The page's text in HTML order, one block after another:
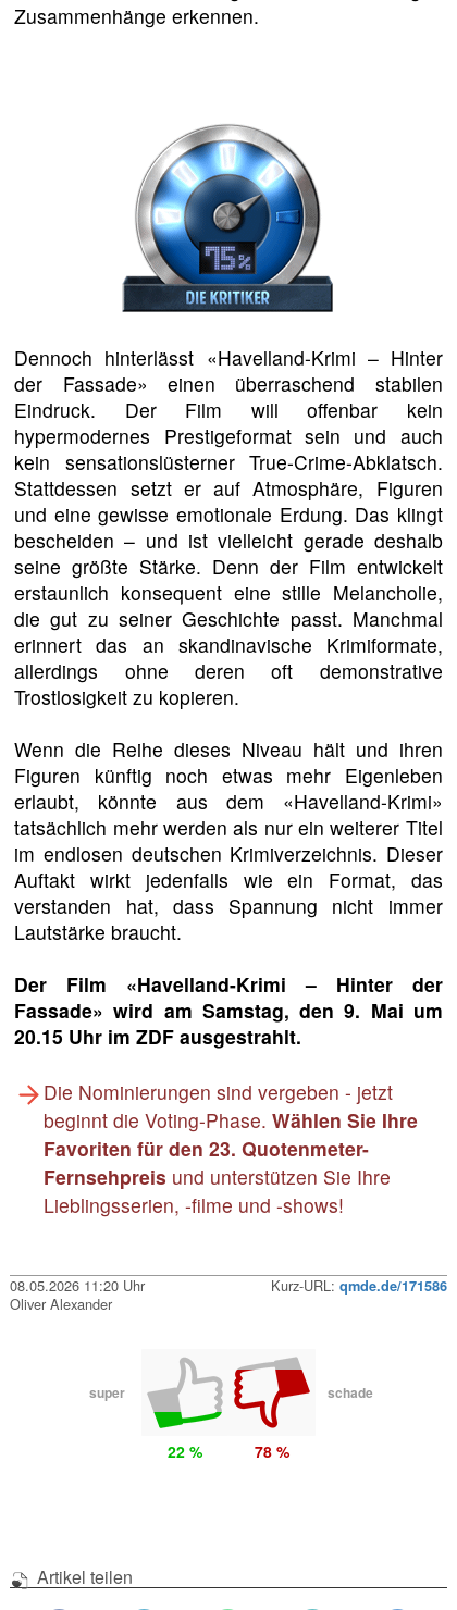
Zusammenhänge erkennen.
Dennoch hinterlässt «Havelland-Krimi – Hinter
der Fassade» einen überraschend stabilen
Eindruck. Der Film will offenbar kein
hypermodernes Prestigeformat sein und auch
kein sensationslüsterner True-Crime-Abklatsch.
Stattdessen setzt er auf Atmosphäre, Figuren
und eine gewisse emotionale Erdung. Das klingt
bescheiden – und ist vielleicht gerade deshalb
seine größte Stärke. Denn der Film entwickelt
erstaunlich konsequent eine stille Melancholie,
die gut zu seiner Geschichte passt. Manchmal
erinnert das an skandinavische Krimiformate,
allerdings ohne deren oft demonstrative
Trostlosigkeit zu kopieren.
Wenn die Reihe dieses Niveau hält und ihren
Figuren künftig noch etwas mehr Eigenleben
erlaubt, könnte aus dem «Havelland-Krimi»
tatsächlich mehr werden als nur ein weiterer Titel
im endlosen deutschen Krimiverzeichnis. Dieser
Auftakt wirkt jedenfalls wie ein Format, das
verstanden hat, dass Spannung nicht immer
Lautstärke braucht.
Der Film «Havelland-Krimi – Hinter der
Fassade» wird am Samstag, den 9. Mai um
20.15 Uhr im ZDF ausgestrahlt.
Die Nominierungen sind vergeben - jetzt
beginnt die Voting-Phase. Wählen Sie Ihre
Favoriten für den 23. Quotenmeter-
Fernsehpreis und unterstützen Sie Ihre
Lieblingsserien, -filme und -shows!
08.05.2026 11:20 Uhr Kurz-URL: qmde.de/171586
Oliver Alexander
super schade
22 % 78 %
Artikel teilen